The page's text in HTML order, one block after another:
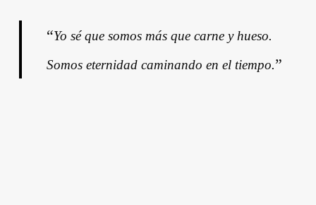
“Yo sé que somos más que carne y hueso.
Somos eternidad caminando en el tiempo.”